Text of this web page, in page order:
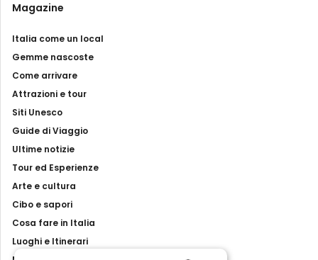
Magazine
Italia come un local
Gemme nascoste
Come arrivare
Attrazioni e tour
Siti Unesco
Guide di Viaggio
Ultime notizie
Tour ed Esperienze
Arte e cultura
Cibo e sapori
Cosa fare in Italia
Luoghi e Itinerari